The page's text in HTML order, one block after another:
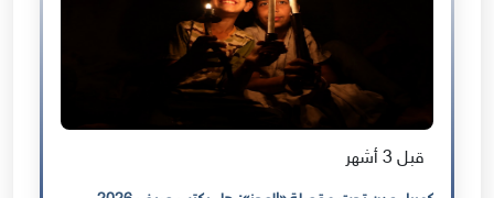
قبل 3 أشهر